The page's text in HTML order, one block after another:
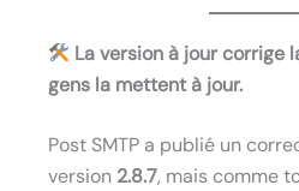
La version à jour corrige
gens la mettent à jour.
Post SMTP a publié un
version 2.8.7, mais comme